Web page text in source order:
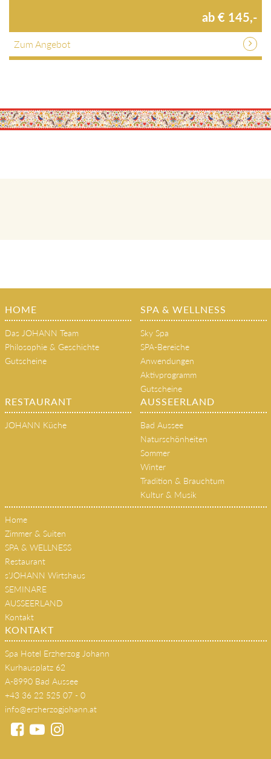
ab € 145,-
Zum Angebot
HOME
Das JOHANN Team
Philosophie & Geschichte
Gutscheine
SPA & WELLNESS
Sky Spa
SPA-Bereiche
Anwendungen
Aktivprogramm
Gutscheine
RESTAURANT
JOHANN Küche
AUSSEERLAND
Bad Aussee
Naturschönheiten
Sommer
Winter
Tradition & Brauchtum
Kultur & Musik
Home
Zimmer & Suiten
SPA & WELLNESS
Restaurant
s'JOHANN Wirtshaus
SEMINARE
AUSSEERLAND
Kontakt
KONTAKT
Spa Hotel Erzherzog Johann
Kurhausplatz 62
A-8990 Bad Aussee
+43 36 22 525 07 - 0
info@erzherzogjohann.at